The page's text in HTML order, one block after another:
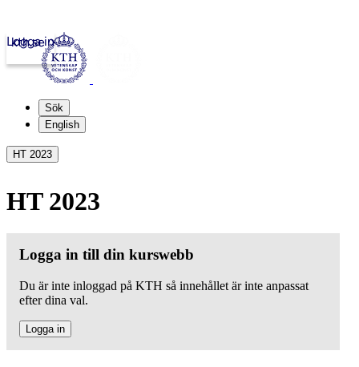
kth.se
Logga in
Sök
English
HT 2023
HT 2023
Logga in till din kurswebb
Du är inte inloggad på KTH så innehållet är inte anpassat
efter dina val.
Logga in